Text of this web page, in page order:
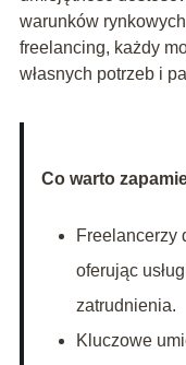
warunków
freelancing, każdy
własnych potrzeb i
Co warto
Freelancerzy
oferując
zatrudnienia.
Kluczowe